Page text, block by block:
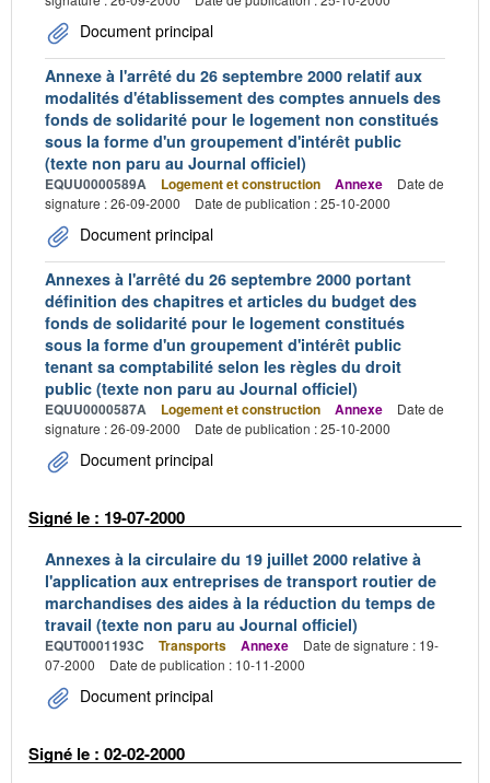
Document principal
Annexe à l'arrêté du 26 septembre 2000 relatif aux
modalités d'établissement des comptes annuels des
fonds de solidarité pour le logement non constitués
sous la forme d'un groupement d'intérêt public
(texte non paru au Journal officiel)
EQUU0000589A Logement et construction Annexe
Date de
signature : 26-09-2000
Date de publication : 25-10-2000
Document principal
Annexes à l'arrêté du 26 septembre 2000 portant
définition des chapitres et articles du budget des
fonds de solidarité pour le logement constitués
sous la forme d'un groupement d'intérêt public
tenant sa comptabilité selon les règles du droit
public (texte non paru au Journal officiel)
EQUU0000587A Logement et construction Annexe
Date de
signature : 26-09-2000
Date de publication : 25-10-2000
Document principal
Signé le : 19-07-2000
Annexes à la circulaire du 19 juillet 2000 relative à
l'application aux entreprises de transport routier de
marchandises des aides à la réduction du temps de
travail (texte non paru au Journal officiel)
EQUT0001193C Transports Annexe
Date de signature : 19-
07-2000
Date de publication : 10-11-2000
Document principal
Signé le : 02-02-2000